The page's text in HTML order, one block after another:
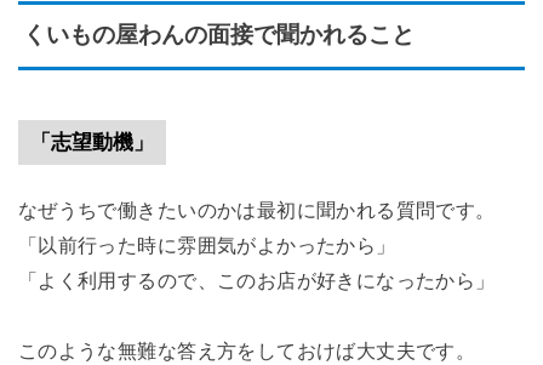
くいもの屋わんの面接で聞かれること
「志望動機」
なぜうちで働きたいのかは最初に聞かれる質問です。
「以前行った時に雰囲気がよかったから」
「よく利用するので、このお店が好きになったから」
このような無難な答え方をしておけば大丈夫です。